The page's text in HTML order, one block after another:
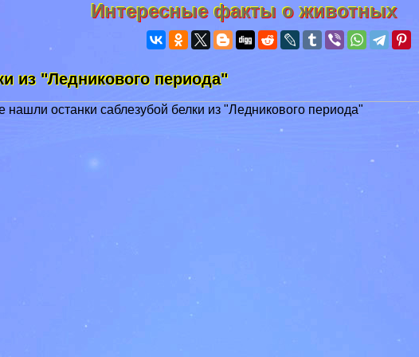
Интересные факты о животных
из "Ледникового периода"